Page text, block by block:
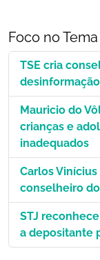
Foco no Tema
TSE cria
Mauricio do
crianças e
inadequados
Carlos
conselheiro
STJ
a depositante